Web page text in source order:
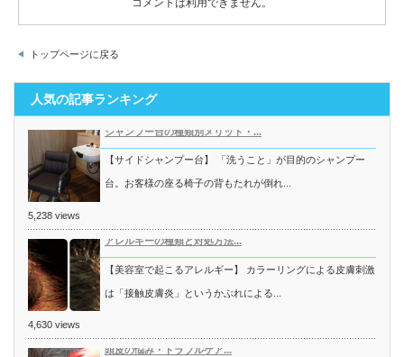
コメントは利用できません。
トップページに戻る
人気の記事ランキング
シャンプー台の種類別メリット・...
【サイドシャンプー台】 「洗うこと」が目的のシャンプー
台。お客様の座る椅子の背もたれが倒れ...
5,238 views
アレルギーの種類と対処方法...
【美容室で起こるアレルギー】 カラーリングによる皮膚刺激
は「接触皮膚炎」というかぶれによる...
4,630 views
頭皮の悩み・トラブルケア...